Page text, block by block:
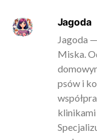
Jagoda
Jagoda
Miska.
psów i
klinikami